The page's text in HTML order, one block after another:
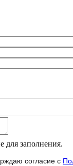
для заполнения.
согласие с